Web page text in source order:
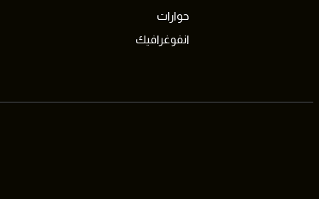
حوارات
انفوغرافيك